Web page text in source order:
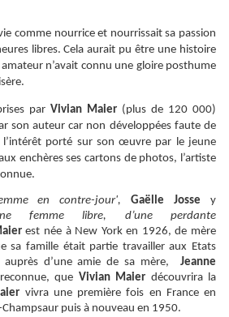
comme nourrice et nourrissait sa passion
libres. Cela aurait pu être une histoire
n’avait connu une gloire posthume
par Vivian Maier (plus de 120 000)
son auteur car non développées faute de
l’intérêt porté sur son œuvre par le jeune
enchères ses cartons de photos, l’artiste
en contre-jour',Gaëlle Josse y
femme libre, d’une perdante
est née à New York en 1926, de mère
sa famille était partie travailler aux Etats
auprès d’une amie de sa mère, Jeanne
que Vivian Maier découvrira la
vivra une première fois en France en
puis à nouveau en 1950.